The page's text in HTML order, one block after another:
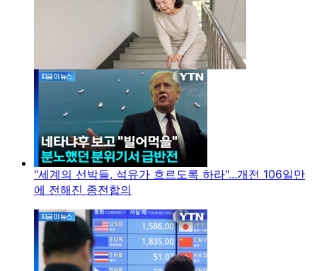
"세계의 선박들, 석유가 흐르도록 하라"...개전 106일만
에 전해진 종전합의